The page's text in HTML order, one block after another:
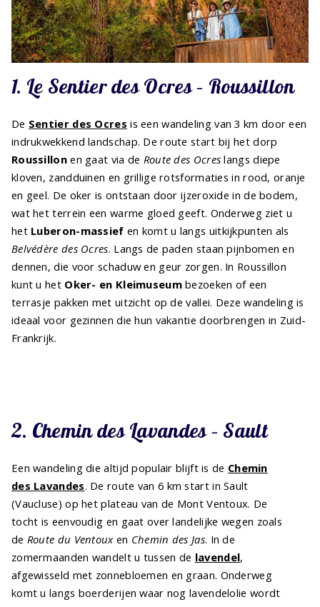
1. Le Sentier des Ocres – Roussillon
De Sentier des Ocres is een wandeling van 3 km door een
indrukwekkend landschap. De route start bij het dorp
Roussillonen gaat via de Route des Ocres langs diepe
kloven, zandduinen en grillige rotsformaties in rood, oranje
en geel. De oker is ontstaan door ijzeroxide in de bodem,
wat het terrein een warme gloed geeft. Onderweg ziet u
het Luberon-massief en komt u langs uitkijkpunten als
Belvédère des Ocres. Langs de paden staan pijnbomen en
dennen, die voor schaduw en geur zorgen. In Roussillon
kunt u het Oker- en Kleimuseumbezoeken of een
terrasje pakken met uitzicht op de vallei. Deze wandeling is
ideaal voor gezinnen die hun vakantie doorbrengen in Zuid-
Frankrijk.
2. Chemin des Lavandes – Sault
Een wandeling die altijd populair blijft is de Chemin
des Lavandes. De route van 6 km start in Sault
(Vaucluse) op het plateau van de Mont Ventoux. De
tocht is eenvoudig en gaat over landelijke wegen zoals
de Route du Ventouxen Chemin des Jas. In de
zomermaanden wandelt u tussen de lavendel,
afgewisseld met zonnebloemen en graan. Onderweg
komt u langs boerderijen waar nog lavendelolie wordt